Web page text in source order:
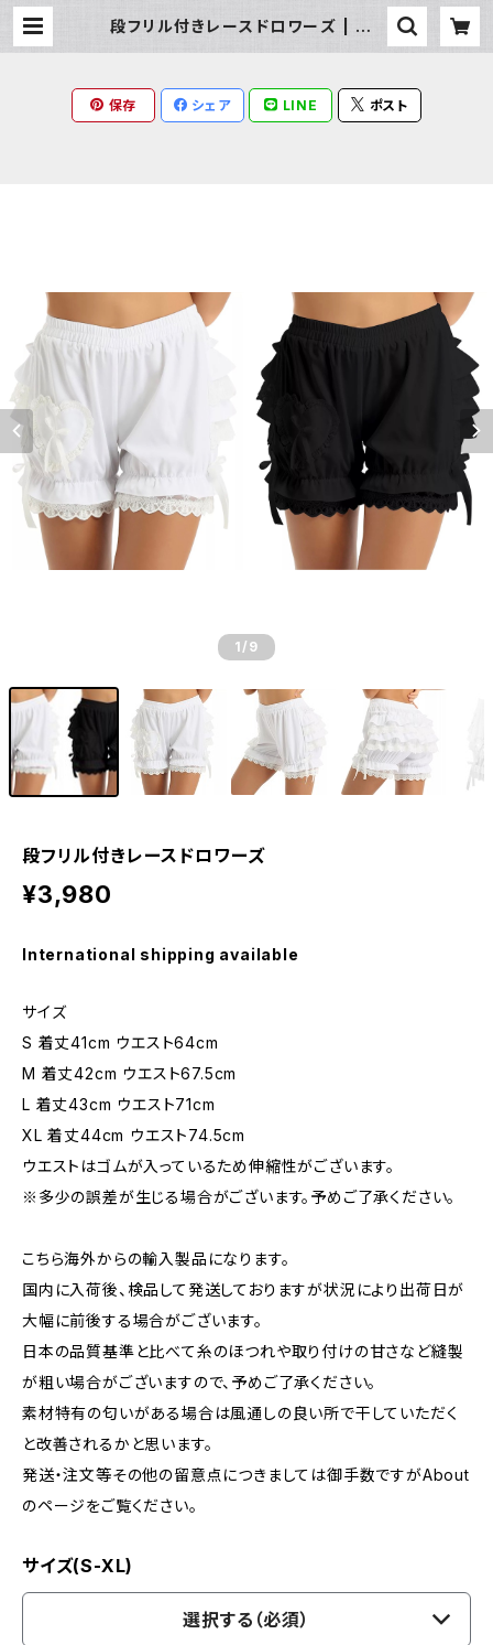
段フリル付きレースドロワーズ | Mil
保存 シェア LINE ポスト
1 /9
段フリル付きレースドロワーズ
¥3,980
International shipping available
サイズ
S 着丈41cm ウエスト64cm
M 着丈42cm ウエスト67.5cm
L 着丈43cm ウエスト71cm
XL 着丈44cm ウエスト74.5cm
ウエストはゴムが入っているため伸縮性がございます。
※多少の誤差が生じる場合がございます。予めご了承ください。
こちら海外からの輸入製品になります。
国内に入荷後、検品して発送しておりますが状況により出荷日が
大幅に前後する場合がございます。
日本の品質基準と比べて糸のほつれや取り付けの甘さなど縫製
が粗い場合がございますので、予めご了承ください。
素材特有の匂いがある場合は風通しの良い所で干していただく
と改善されるかと思います。
発送・注文等その他の留意点につきましては御手数ですがAbout
のページをご覧ください。
サイズ(S-XL)
選択する（必須）